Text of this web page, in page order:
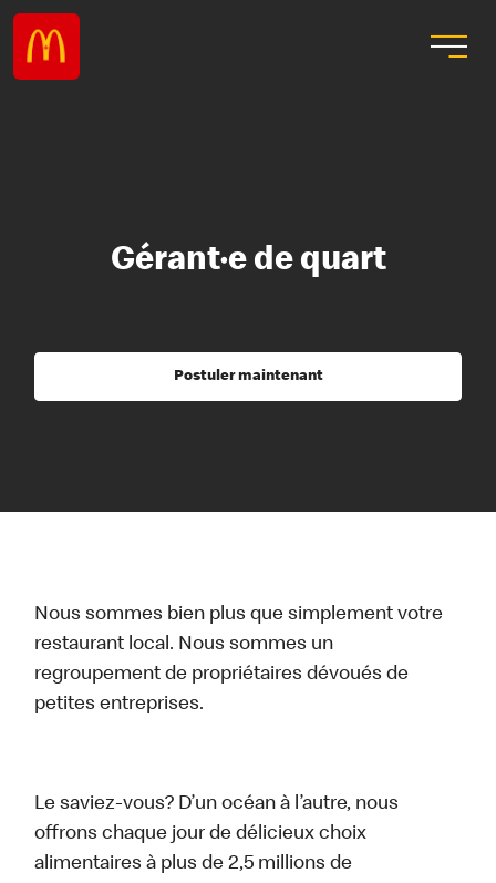
Gérant·e de quart
Postuler maintenant
Nous sommes bien plus que simplement votre
restaurant local. Nous sommes un
regroupement de propriétaires dévoués de
petites entreprises.
Le saviez-vous? D’un océan à l’autre, nous
offrons chaque jour de délicieux choix
alimentaires à plus de 2,5 millions de